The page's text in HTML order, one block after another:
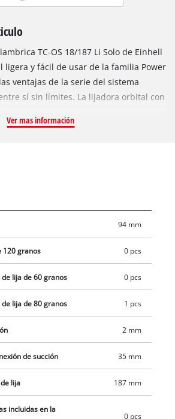
TC-OS 18/187 Li Solo de Einhell
ligera y fácil de usar de la familia Power
ventajas de la serie del sistema
sí sin límites. La lijadora orbital con
piezas de trabajo, revestimientos o
con agarre suave dan lugar a un
la posibilidad de conectar un
limpieza en la superficie de trabajo.
con 1 papel de lija para el
proyecto. En el alcance del envío no
ni el cargador (adquiribles por
Ver mas información
94 mm
120 granos 0 pcs
lija de 60 granos 0 pcs
lija de 80 granos 1 pcs
2 mm
de succión 35 mm
lija 187 mm
incluidas en la
0 pcs